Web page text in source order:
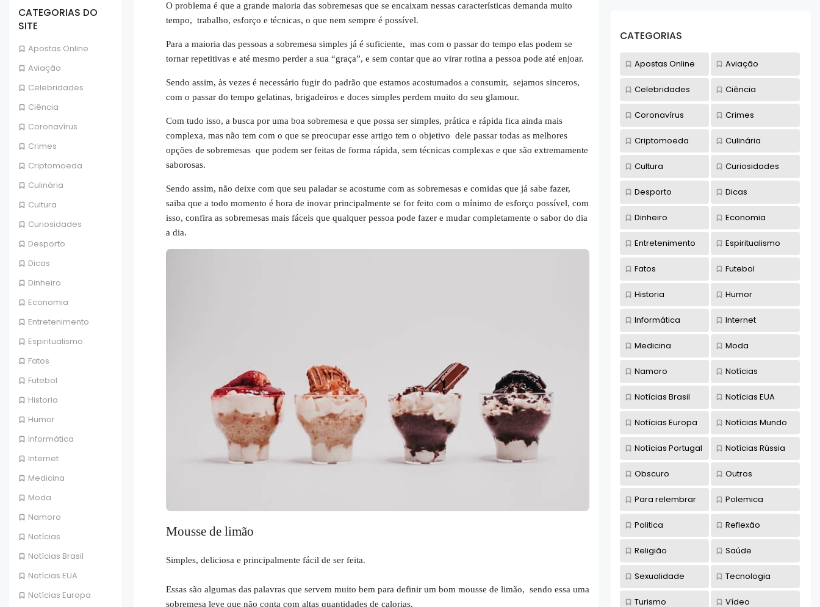
CATEGORIAS DO
SITE
Apostas Online
Aviação
Celebridades
Ciência
Coronavírus
Crimes
Criptomoeda
Culinária
Cultura
Curiosidades
Desporto
Dicas
Dinheiro
Economia
Entretenimento
Espiritualismo
Fatos
Futebol
Historia
Humor
Informática
Internet
Medicina
Moda
Namoro
Notícias
Notícias Brasil
Notícias EUA
Notícias Europa
O problema é que a grande maioria das sobremesas que se encaixam nessas características demanda muito
tempo, trabalho, esforço e técnicas, o que nem sempre é possível.
Para a maioria das pessoas a sobremesa simples já é suficiente, mas com o passar do tempo elas podem se
tornar repetitivas e até mesmo perder a sua “graça”, e sem contar que ao virar rotina a pessoa pode até enjoar.
Sendo assim, às vezes é necessário fugir do padrão que estamos acostumados a consumir, sejamos sinceros,
com o passar do tempo gelatinas, brigadeiros e doces simples perdem muito do seu glamour.
Com tudo isso, a busca por uma boa sobremesa e que possa ser simples, prática e rápida fica ainda mais
complexa, mas não tem com o que se preocupar esse artigo tem o objetivo dele passar todas as melhores
opções de sobremesas que podem ser feitas de forma rápida, sem técnicas complexas e que são extremamente
saborosas.
Sendo assim, não deixe com que seu paladar se acostume com as sobremesas e comidas que já sabe fazer,
saiba que a todo momento é hora de inovar principalmente se for feito com o mínimo de esforço possível, com
isso, confira as sobremesas mais fáceis que qualquer pessoa pode fazer e mudar completamente o sabor do dia
a dia.
Mousse de limão
Simples, deliciosa e principalmente fácil de ser feita.
Essas são algumas das palavras que servem muito bem para definir um bom mousse de limão, sendo essa uma
sobremesa leve que não conta com altas quantidades de calorias.
CATEGORIAS
Apostas Online Aviação
Celebridades Ciência
Coronavírus Crimes
Criptomoeda Culinária
Cultura Curiosidades
Desporto Dicas
Dinheiro Economia
Entretenimento Espiritualismo
Fatos Futebol
Historia Humor
Informática Internet
Medicina Moda
Namoro Notícias
Notícias Brasil Notícias EUA
Notícias Europa Notícias Mundo
Notícias Portugal Notícias Rússia
Obscuro Outros
Para relembrar Polemica
Politica Reflexão
Religião Saúde
Sexualidade Tecnologia
Turismo Vídeo